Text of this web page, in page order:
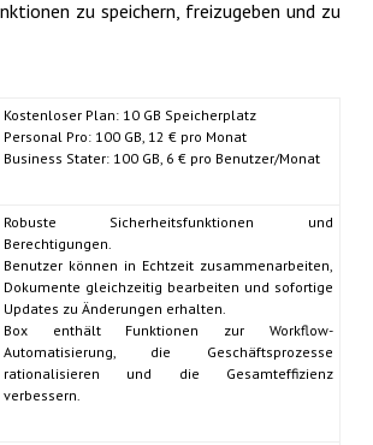
zu speichern, freizugeben und zu
Kostenloser Plan: 10 GB Speicherplatz
Personal Pro: 100 GB, 12 € pro Monat
Business Stater: 100 GB, 6 € pro Benutzer/Monat
Robuste Sicherheitsfunktionen und
Berechtigungen.
Benutzer können in Echtzeit zusammenarbeiten,
Dokumente gleichzeitig bearbeiten und sofortige
Updates zu Änderungen erhalten.
Box enthält Funktionen zur Workflow-
Automatisierung, die Geschäftsprozesse
rationalisieren und die Gesamteffizienz
verbessern.